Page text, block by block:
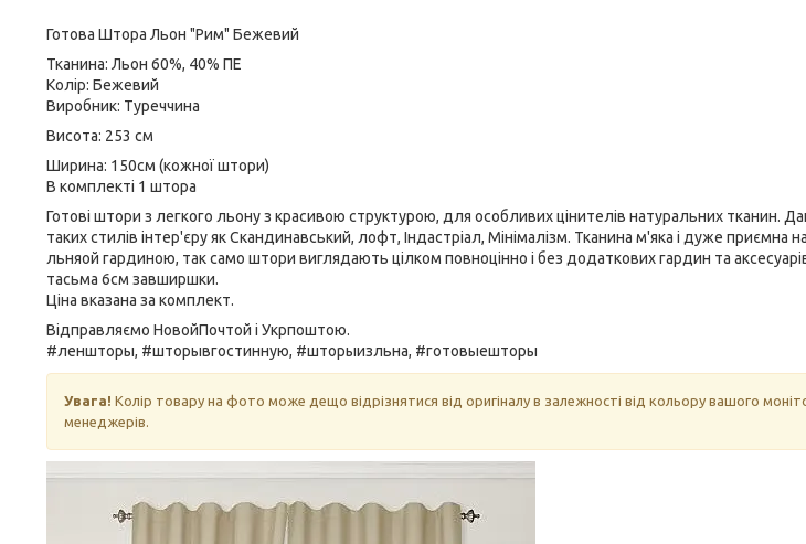
Готова Штора Льон "Рим" Бежевий
Тканина: Льон 60%, 40% ПЕ
Колір: Бежевий
Виробник: Туреччина
Висота: 253 см
Ширина: 150см (кожної штори)
В комплекті 1 штора
Готові штори з легкого льону з красивою структурою, для особливих цінителів натуральних тканин.
таких стилів інтер'єру як Скандинавський, лофт, Індастріал, Мінімалізм. Тканина м'яка і дуже
льняой гардиною, так само штори виглядають цілком повноцінно і без додаткових гардин та
тасьма 6см завширшки.
Ціна вказана за комплект.
Відправляємо НовойПочтой і Укрпоштою.
#леншторы, #шторывгостинную, #шторыизльна, #готовыешторы
Увага! Колір товару на фото може дещо відрізнятися від оригіналу в залежності від кольору вашого
менеджерів.